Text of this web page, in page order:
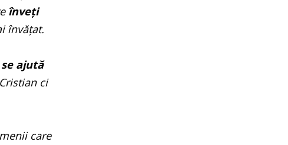
înveți
învățat.
ajută
ci
care